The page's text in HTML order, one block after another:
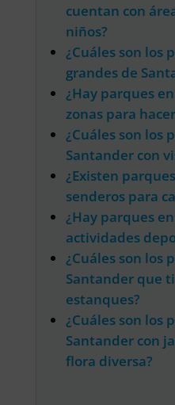
cuentan con
niños?
¿Cuáles son los
grandes de
¿Hay parques
zonas para
¿Cuáles son los
Santander con
¿Existen
senderos para
¿Hay parques
actividades
¿Cuáles son los
Santander que
estanques?
¿Cuáles son los
Santander con
flora diversa?